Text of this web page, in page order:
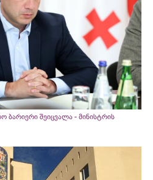
ბარიერი შეიცვალა - მინისტრის